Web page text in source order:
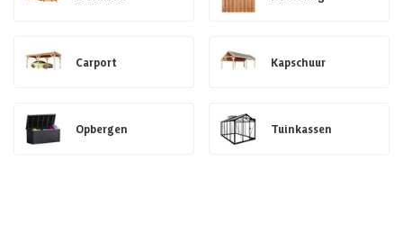
Carport Kapschuur
Opbergen Tuinkassen